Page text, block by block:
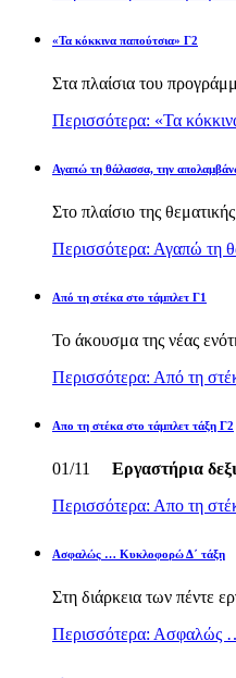
«Τα κόκκινα παπούτσια» Γ2
Στα πλαίσια του
Περισσότερα: «Τα
Αγαπώ τη θάλασσα, την
Στο πλαίσιο της
Περισσότερα: Αγαπώ τη
Από τη στέκα στο τάμπλετ Γ1
Το άκουσμα της νέας
Περισσότερα: Από τη
Απο τη στέκα στο τάμπλετ τάξη Γ2
01/11 Εργαστήρια
Περισσότερα: Απο τη
Ασφαλώς … Κυκλοφορώ Δ΄ τάξη
Στη διάρκεια των πέντε
Περισσότερα: Ασφαλώς